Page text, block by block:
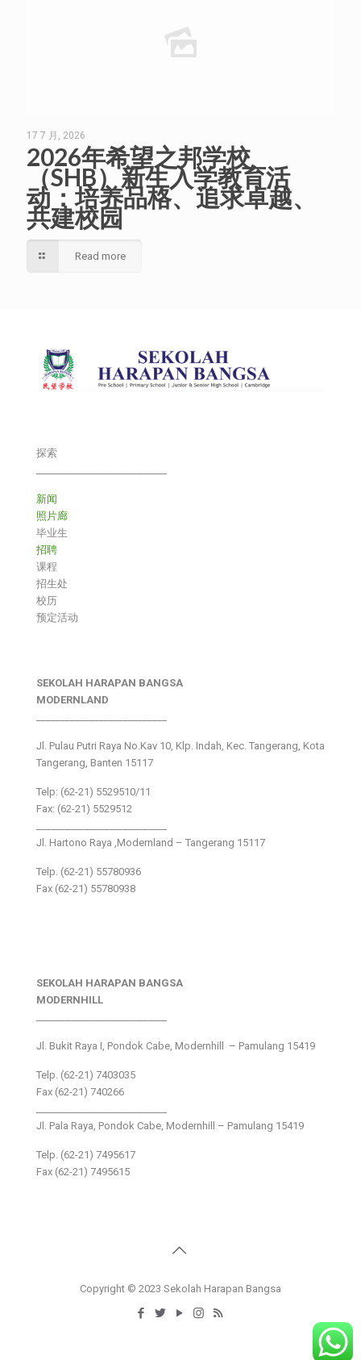
17 7 月, 2026
2026年希望之邦学校
（SHB）新生入学教育活
动：培养品格、追求卓越、
共建校园
Read more
探索
新闻
照片廊
毕业生
招聘
课程
招生处
校历
预定活动
SEKOLAH HARAPAN BANGSA
MODERNLAND
Jl. Pulau Putri Raya No.Kav 10, Klp. Indah, Kec. Tangerang, Kota
Tangerang, Banten 15117
Telp: (62-21) 5529510/11
Fax: (62-21) 5529512
Jl. Hartono Raya ,Modernland – Tangerang 15117
Telp. (62-21) 55780936
Fax (62-21) 55780938
SEKOLAH HARAPAN BANGSA
MODERNHILL
Jl. Bukit Raya I, Pondok Cabe, Modernhill – Pamulang 15419
Telp. (62-21) 7403035
Fax (62-21) 740266
Jl. Pala Raya, Pondok Cabe, Modernhill – Pamulang 15419
Telp. (62-21) 7495617
Fax (62-21) 7495615
Copyright © 2023 Sekolah Harapan Bangsa